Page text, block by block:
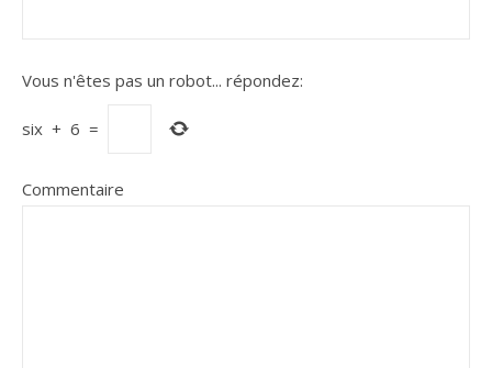
Vous n'êtes pas un robot... répondez:
six + 6 =
Commentaire